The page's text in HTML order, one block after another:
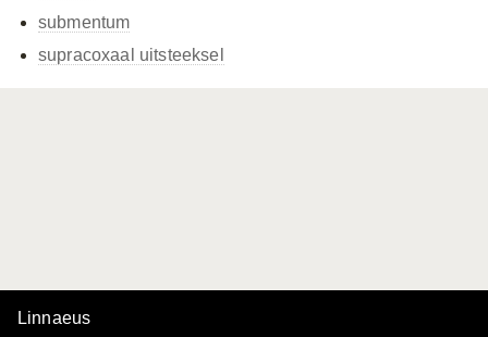
submentum
supracoxaal uitsteeksel
Linnaeus